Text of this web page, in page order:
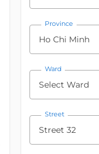
Province
Ho Chi Minh
Ward
Select Ward
Street
Street 32